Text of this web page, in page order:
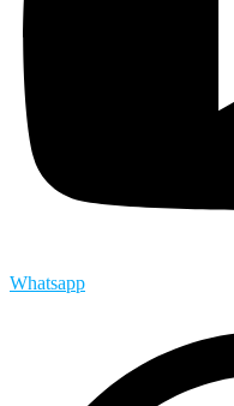
Whatsapp